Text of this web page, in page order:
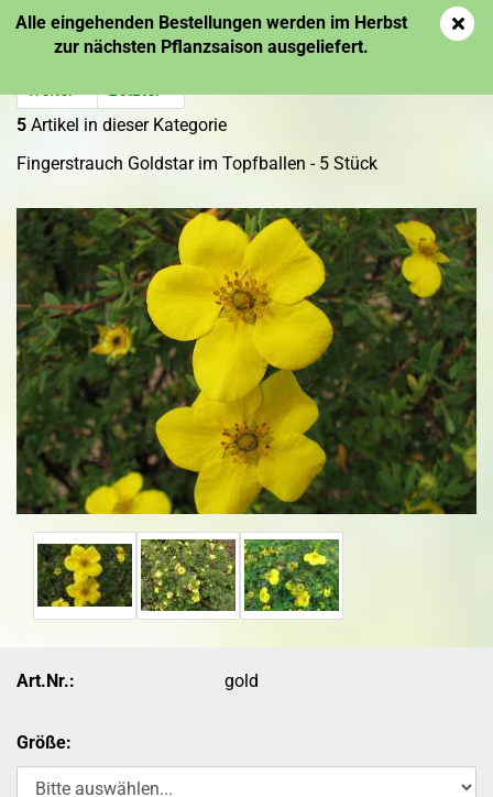
Alle eingehenden Bestellungen werden im Herbst
zur nächsten Pflanzsaison ausgeliefert.
weiter »
Letzter »
5 Artikel in dieser Kategorie
Fingerstrauch Goldstar im Topfballen - 5 Stück
Art.Nr.: gold
Größe: